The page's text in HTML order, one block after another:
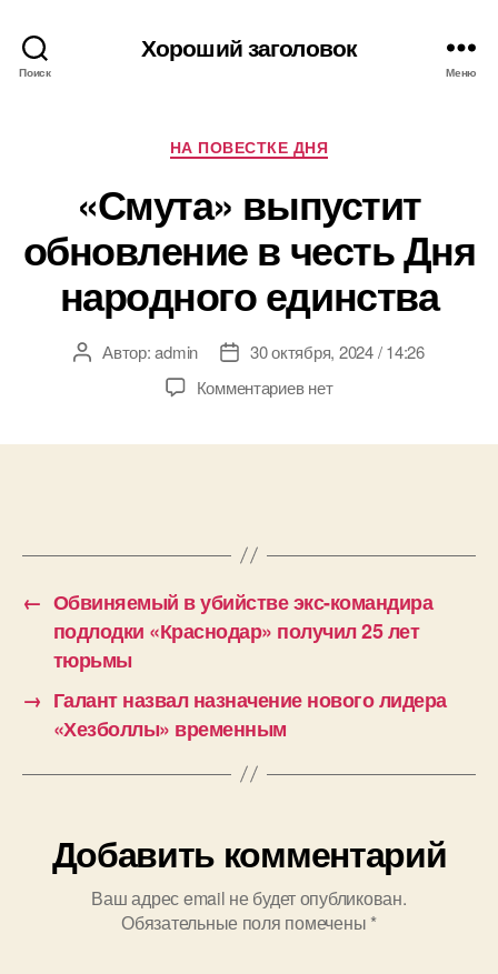
Поиск
Хороший заголовок
Меню
Рубрики
НА ПОВЕСТКЕ ДНЯ
«Смута» выпустит
обновление в честь Дня
народного единства
АвторАвтор:admin
Дата30 октября, 2024 / 14:26
Комментариевк
Дня
единства
нет
← Обвиняемый в убийстве экс-командира
подлодки «Краснодар» получил 25 лет
тюрьмы
→ Галант назвал назначение нового лидера
«Хезболлы» временным
Добавить комментарий
Ваш адрес email не будет опубликован.
Обязательные поля помечены *